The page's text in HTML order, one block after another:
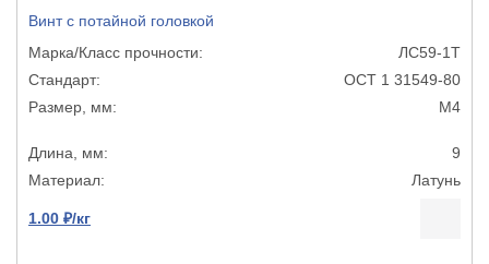
Винт с потайной головкой
ЛС59-1Т
ОСТ 1 31549-80
М4
9
Латунь
1.00 ₽/кг